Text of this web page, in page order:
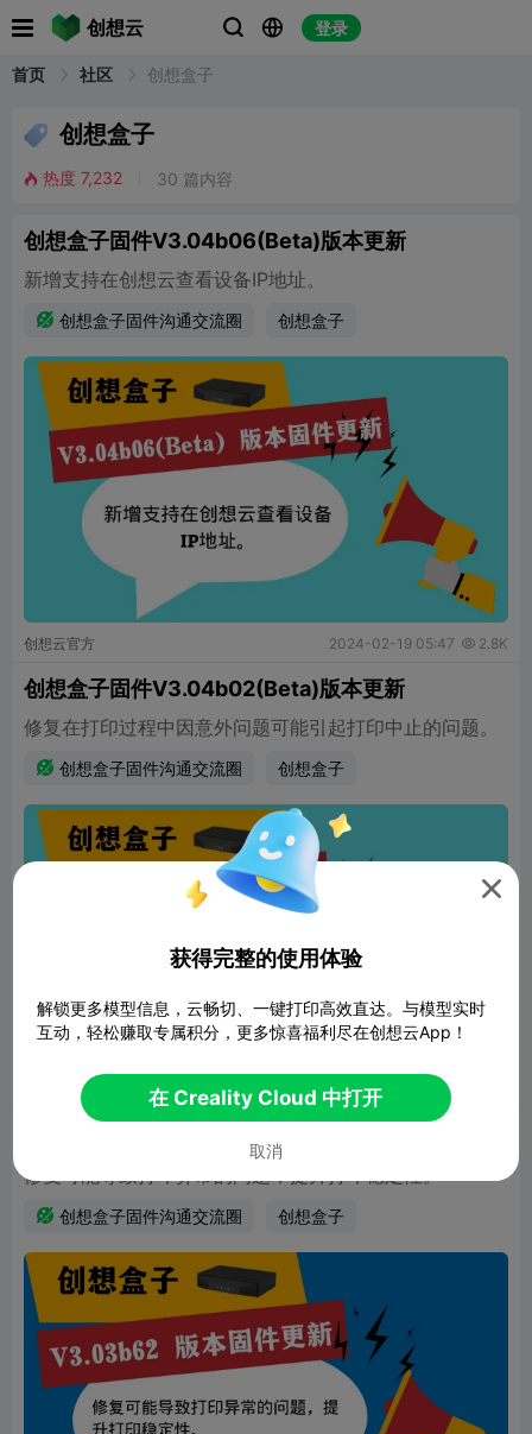
创想云   登录
首页 社区 创想盒子
创想盒子
 热度 7,232 30 篇内容
创想盒子固件V3.04b06(Beta)版本更新
新增支持在创想云查看设备IP地址。
 创想盒子固件沟通交流圈 创想盒子
创想云官方 2024-02-19 05:47  2.8K
创想盒子固件V3.04b02(Beta)版本更新
修复在打印过程中因意外问题可能引起打印中止的问题。
 创想盒子固件沟通交流圈 创想盒子
创想云官方 2023-10-31 04:04
修复可能导致打印异常的问题，提升打印稳定性。
 创想盒子固件沟通交流圈 创想盒子

获得完整的使用体验
解锁更多模型信息，云畅切、一键打印高效直达。与模型实时
互动，轻松赚取专属积分，更多惊喜福利尽在创想云App！
在 Creality Cloud 中打开
取消